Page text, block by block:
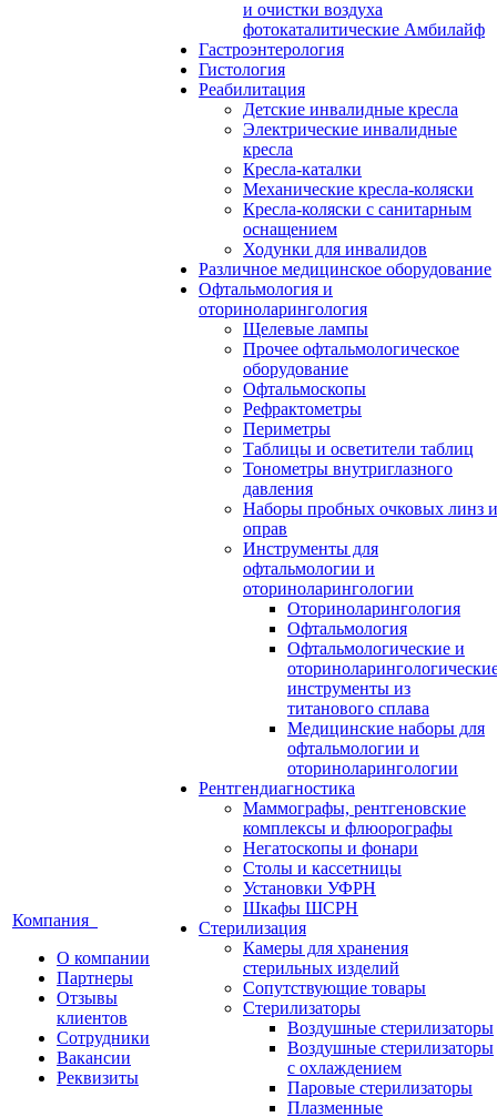
Компания
О компании
Партнеры
Отзывы
клиентов
Сотрудники
Вакансии
Реквизиты
и очистки воздуха
фотокаталитические Амбилайф
Гастроэнтерология
Гистология
Реабилитация
Детские инвалидные кресла
Электрические инвалидные
кресла
Кресла-каталки
Механические кресла-коляски
Кресла-коляски с санитарным
оснащением
Ходунки для инвалидов
Различное медицинское оборудование
Офтальмология и
оториноларингология
Щелевые лампы
Прочее офтальмологическое
оборудование
Офтальмоскопы
Рефрактометры
Периметры
Таблицы и осветители таблиц
Тонометры внутриглазного
давления
Наборы пробных очковых линз и
оправ
Инструменты для
офтальмологии и
оториноларингологии
Оториноларингология
Офтальмология
Офтальмологические и
инструменты из
титанового сплава
Медицинские наборы для
офтальмологии и
оториноларингологии
Рентгендиагностика
Маммографы, рентгеновские
комплексы и флюорографы
Негатоскопы и фонари
Столы и кассетницы
Установки УФРН
Шкафы ШСРН
Стерилизация
Камеры для хранения
стерильных изделий
Сопутствующие товары
Стерилизаторы
Воздушные стерилизаторы
Воздушные стерилизаторы
с охлаждением
Паровые стерилизаторы
Плазменные